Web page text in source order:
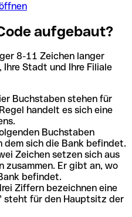
aufgebaut?
8-11 Zeichen langer
Ihre Stadt und Ihre Filiale
Buchstaben stehen für
handelt es sich eine
Buchstaben
dem sich die Bank befindet.
Zeichen setzen sich aus
zusammen. Er gibt an, wo
befindet.
Ziffern bezeichnen eine
steht für den Hauptsitz der